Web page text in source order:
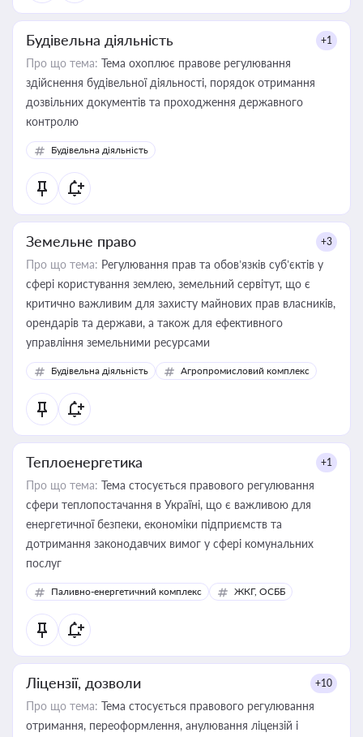
Будівельна діяльність +1
Про що тема: Тема охоплює правове регулювання
здійснення будівельної діяльності, порядок отримання
дозвільних документів та проходження державного
контролю
Будівельна діяльність
Земельне право +3
Про що тема: Регулювання прав та обов’язків суб’єктів у
сфері користування землею, земельний сервітут, що є
критично важливим для захисту майнових прав власників,
орендарів та держави, а також для ефективного
управління земельними ресурсами
Будівельна діяльність Агропромисловий комплекс
Теплоенергетика +1
Про що тема: Тема стосується правового регулювання
сфери теплопостачання в Україні, що є важливою для
енергетичної безпеки, економіки підприємств та
дотримання законодавчих вимог у сфері комунальних
послуг
Паливно-енергетичний комплекс ЖКГ, ОСББ
Ліцензії, дозволи +10
Про що тема: Тема стосується правового регулювання
отримання, переоформлення, анулювання ліцензій і